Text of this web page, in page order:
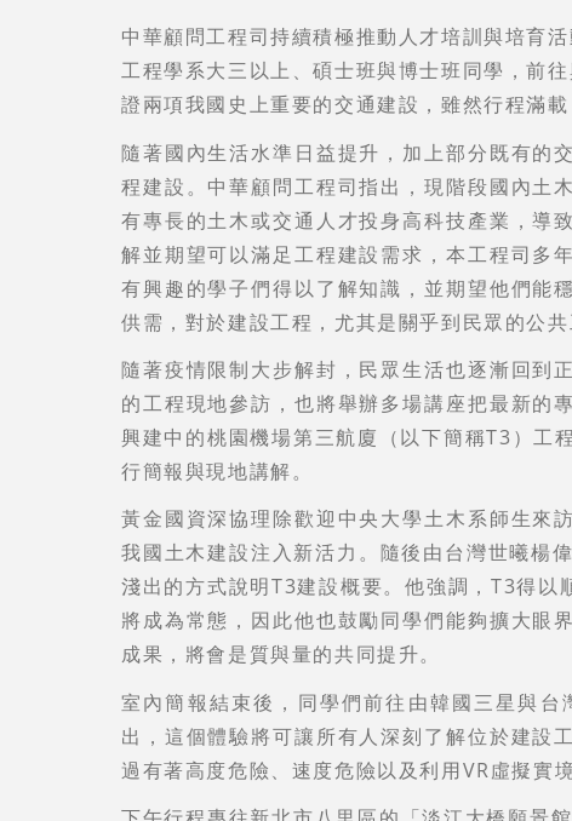
中華顧問工程司持續積極推動人才培訓與培育
工程學系大三以上、碩士班與博士班同學，前
證兩項我國史上重要的交通建設，雖然行程滿載
隨著國內生活水準日益提升，加上部分既有的
程建設。中華顧問工程司指出，現階段國內土
有專長的土木或交通人才投身高科技產業，導
解並期望可以滿足工程建設需求，本工程司多
有興趣的學子們得以了解知識，並期望他們能
供需，對於建設工程，尤其是關乎到民眾的公
隨著疫情限制大步解封，民眾生活也逐漸回到
的工程現地參訪，也將舉辦多場講座把最新的
興建中的桃園機場第三航廈（以下簡稱T3）工
行簡報與現地講解。
黃金國資深協理除歡迎中央大學土木系師生來
我國土木建設注入新活力。隨後由台灣世曦楊
淺出的方式說明T3建設概要。他強調，T3得
將成為常態，因此他也鼓勵同學們能夠擴大眼
成果，將會是質與量的共同提升。
室內簡報結束後，同學們前往由韓國三星與
出，這個體驗將可讓所有人深刻了解位於建設
過有著高度危險、速度危險以及利用VR虛擬實